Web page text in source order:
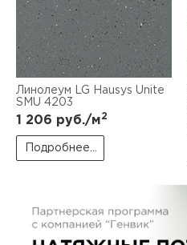
Линолеум LG Hausys Unite
SMU 4203
1 206 руб./м2
Подробнее...